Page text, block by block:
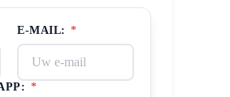
E-MAIL: *
*